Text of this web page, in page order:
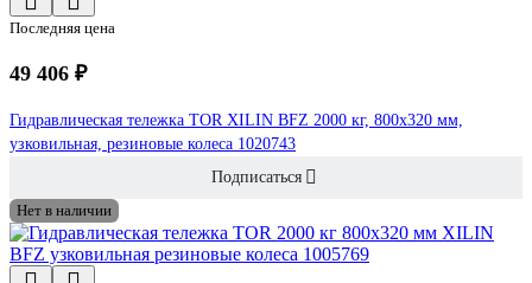
Последняя цена
49 406 ₽
Гидравлическая тележка TOR XILIN BFZ 2000 кг, 800x320 мм,
узковильная, резиновые колеса 1020743
Подписаться
Нет в наличии